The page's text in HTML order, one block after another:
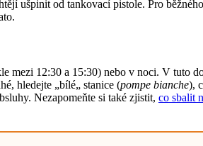
ušpinit od tankovací pistole. Pro
mezi 12:30 a 15:30) nebo v noci. V tuto
hledejte „bílé„ stanice (pompe bianche),
Nezapomeňte si také zjistit, co sbalit